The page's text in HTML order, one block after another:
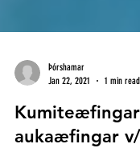
Jan 22, 2021
1 min read